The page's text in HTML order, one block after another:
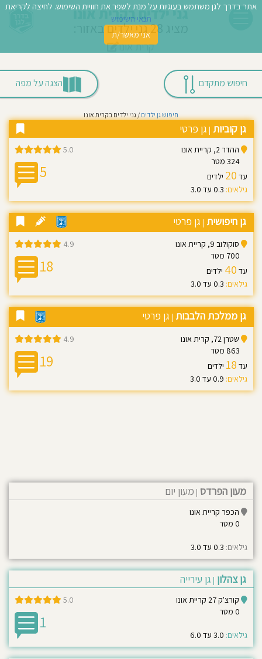
גני ילדים בקרית אונו
קרית אונו
חיפוש מתקדם הצגה על מפה
חיפוש גן ילדים / גני ילדים בקרית אונו
גן קוביות | גן פרטי
5.0
5
ההדר 2, קריית אונו
324 מטר
עד 20 ילדים
גילאים: 0.3 עד 3.0
גן חיפושית | גן פרטי
4.9
18
סוקולוב 9, קריית אונו
700 מטר
עד 40 ילדים
גילאים: 0.3 עד 3.0
גן ממלכת הלבבות | גן פרטי
4.9
19
שטרן 72, קרית אונו
863 מטר
עד 18 ילדים
גילאים: 0.9 עד 3.0
מעון הפרדס | מעון יום
הכפר קריית אונו
0 מטר
גילאים: 0.3 עד 3.0
גן צהלון | גן עירייה
5.0
1
קורצ'ק 27 קריית אונו
0 מטר
גילאים: 3.0 עד 6.0
אתר בדרך לגן משתמש בעוגיות על מנת לשפר את חוויית השימוש. לחיצה לקריאת
תנאי השימוש
אני מאשר/ת